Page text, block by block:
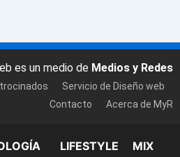
es un medio de Medios y Redes
Servicio de Diseño web
Contacto
Acerca de MyR
LIFESTYLE MIX